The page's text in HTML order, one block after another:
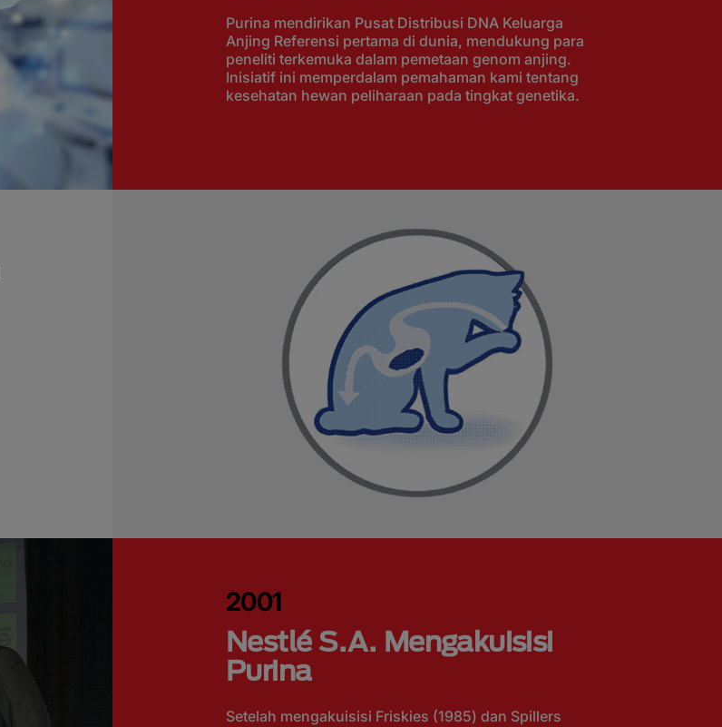
Purina mendirikan Pusat Distribusi DNA Keluarga
Anjing Referensi pertama di dunia, mendukung para
peneliti terkemuka dalam pemetaan genom anjing.
Inisiatif ini memperdalam pemahaman kami tentang
kesehatan hewan peliharaan pada tingkat genetika.
2001
Nestlé S.A. Mengakuisisi
Purina
Setelah mengakuisisi Friskies (1985) dan Spillers